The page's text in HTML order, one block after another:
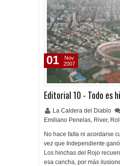
Editorial 10 - Todo es
La Caldera del Diablo
Emiliano Penelas, River,
No hace falta ni acordarse
vez que Independiente
Los hinchas del Rojo
esa cancha, por más
01
Nov
2007